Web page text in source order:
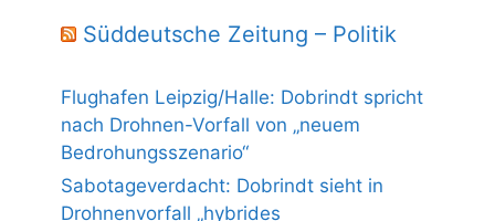
Süddeutsche Zeitung – Politik
Flughafen Leipzig/Halle: Dobrindt spricht
nach Drohnen-Vorfall von „neuem
Bedrohungsszenario“
Sabotageverdacht: Dobrindt sieht in
Drohnenvorfall „hybrides